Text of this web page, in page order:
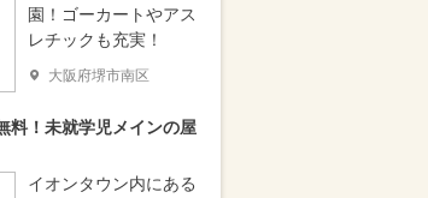
園！ゴーカートやアス
レチックも充実！
大阪府堺市南区
料！未就学児メインの屋
イオンタウン内にある